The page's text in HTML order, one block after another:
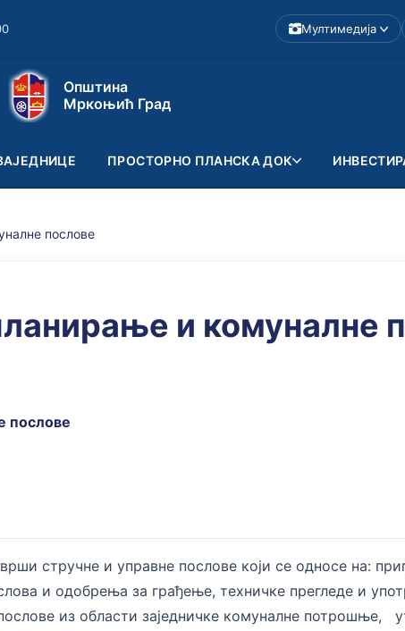
Мултимедија
Општина
Мркоњић Град
ПРОСТОРНО ПЛАНСКА ДОК
послове
и комуналне
послове
стручне и управне послове који се односе на:
и одобрења за грађење, техничке прегледе и
из области заједничке комуналне потрошње,